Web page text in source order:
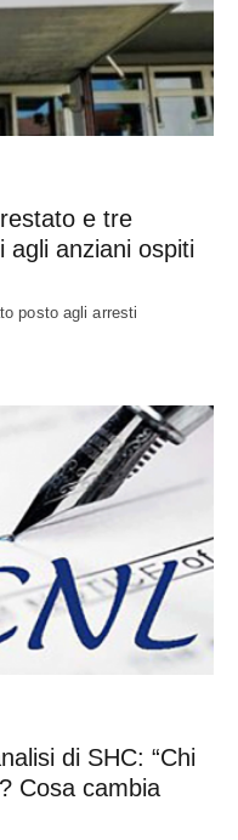
e tre
agli anziani ospiti
posto agli arresti
di SHC: “Chi
Cosa cambia